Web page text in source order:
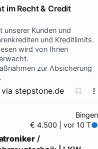
im Recht & Credit
unserer Kunden und
und Kreditlimits.
wird von Ihnen
zur Absicherung
via stepstone.de
Bingen
€ 4.500 | vor 10 T
/